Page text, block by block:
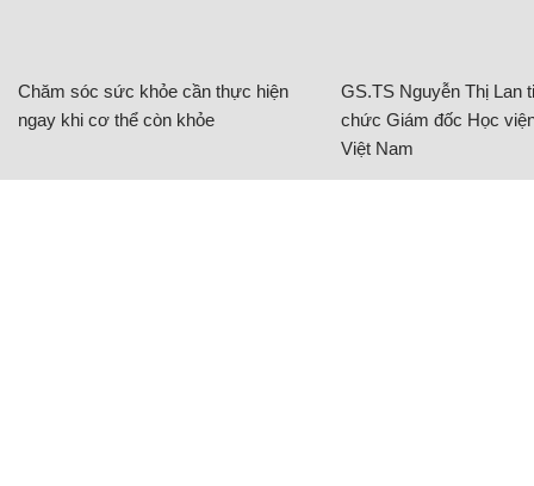
Chăm sóc sức khỏe cần thực hiện
ngay khi cơ thể còn khỏe
GS.TS Nguyễn Thị Lan
chức Giám đốc Học
Việt Nam